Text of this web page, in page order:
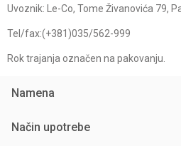
Uvoznik: Le-Co, Tome Živanovića 79,
Tel/fax:(+381)035/562-999
Rok trajanja označen na pakovanju.
Namena
Način upotrebe